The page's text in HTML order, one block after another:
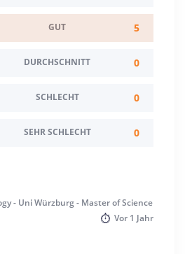
GUT 5
DURCHSCHNITT 0
SCHLECHT 0
SEHR SCHLECHT 0
- Uni Würzburg - Master of Science
Vor 1 Jahr